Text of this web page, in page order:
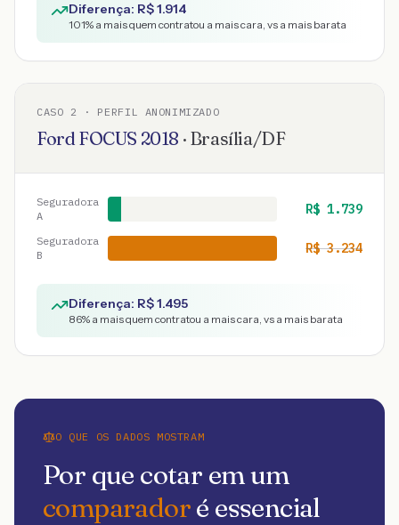
Diferença: R$1.914
101% a mais quem contratou a mais cara, vs a mais barata
CASO 2 · PERFIL ANONIMIZADO
Ford FOCUS 2018 · Brasília/DF
Seguradora
A
R$ 1.739
Seguradora
B
R$3.234
Diferença: R$1.495
86% a mais quem contratou a mais cara, vs a mais barata
O QUE OS DADOS MOSTRAM
Por que cotar em um
comparadoré essencial